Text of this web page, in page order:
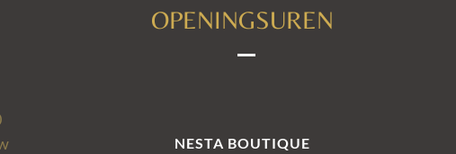
OPENINGSUREN
NESTA BOUTIQUE